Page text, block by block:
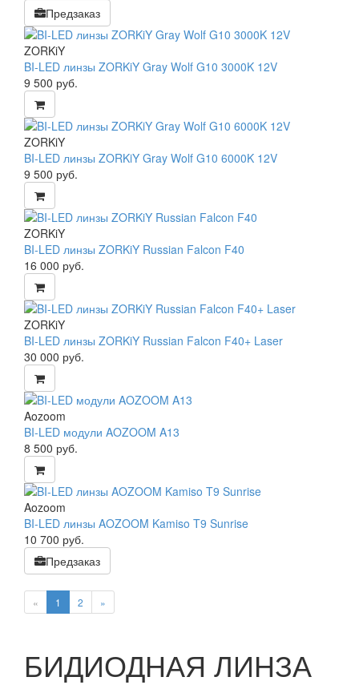
Предзаказ
ZORKiY
BI-LED линзы ZORKiY Gray Wolf G10 3000K 12V
9 500 руб.
ZORKiY
BI-LED линзы ZORKiY Gray Wolf G10 6000K 12V
9 500 руб.
ZORKiY
BI-LED линзы ZORKiY Russian Falcon F40
16 000 руб.
ZORKiY
BI-LED линзы ZORKiY Russian Falcon F40+ Laser
30 000 руб.
Aozoom
BI-LED модули AOZOOM A13
8 500 руб.
Aozoom
BI-LED линзы AOZOOM Kamiso T9 Sunrise
10 700 руб.
Предзаказ
« 1 2 »
БИДИОДНАЯ ЛИНЗА